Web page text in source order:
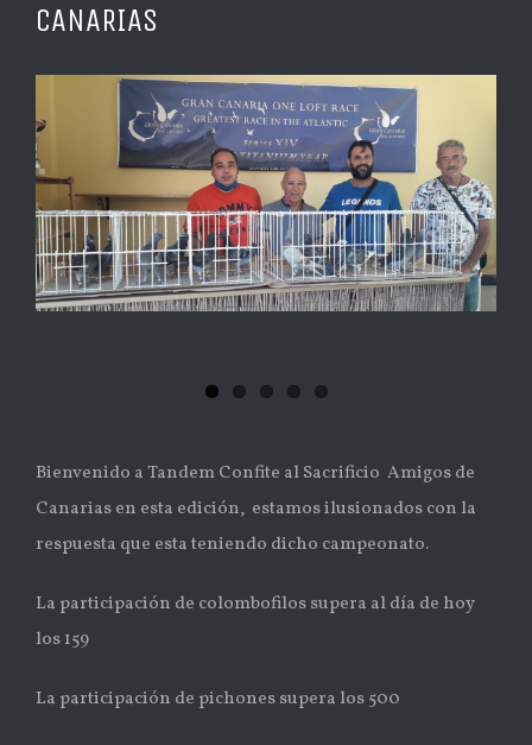
CANARIAS
imagen
más
grande
Bienvenido a Tandem Confite al Sacrificio Amigos de
Canarias en esta edición, estamos ilusionados con la
respuesta que esta teniendo dicho campeonato.
La participación de colombofilos supera al día de hoy
los 159
La participación de pichones supera los 500